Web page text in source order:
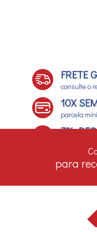
FRETE
consulte o
10X
parcela
7%
para